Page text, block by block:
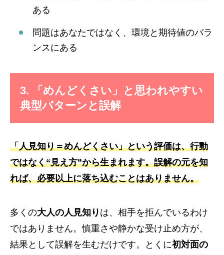
ある
問題はあなたではなく、環境と期待値のバラ
ンスにある
3. 「めんどくさい」と思われやすい
典型パターンと誤解
「人見知り＝めんどくさい」という評価は、行動
ではなく“見え方”から生まれます。誤解の元を知
れば、必要以上に落ち込むことはありません。
多くの大人の人見知り は、相手を拒んでいるわけ
ではありません。慎重さや静かな受け止め方が、
結果として誤解を生むだけです。とくに初対面の